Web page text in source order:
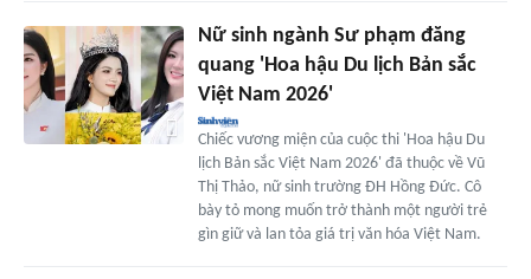
Nữ sinh ngành Sư phạm đăng
quang 'Hoa hậu Du lịch Bản sắc
Việt Nam 2026'
Chiếc vương miện của cuộc thi 'Hoa hậu Du
lịch Bản sắc Việt Nam 2026' đã thuộc về Vũ
Thị Thảo, nữ sinh trường ĐH Hồng Đức. Cô
bày tỏ mong muốn trở thành một người trẻ
gìn giữ và lan tỏa giá trị văn hóa Việt Nam.